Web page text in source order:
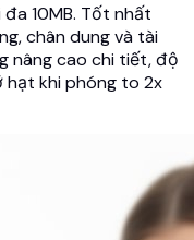
10MB. Tốt nhất
chân dung và tài
nâng cao chi tiết, độ
hạt khi phóng to 2x